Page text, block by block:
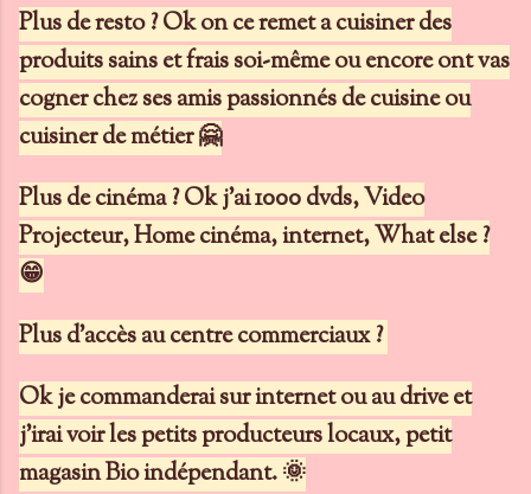
Plus de resto ? Ok on ce remet a cuisiner des
produits sains et frais soi-même ou encore ont vas
cogner chez ses amis passionnés de cuisine ou
cuisiner de métier 🤗
Plus de cinéma ? Ok j'ai 1000 dvds, Video
Projecteur, Home cinéma, internet, What else ?
😁
Plus d'accès au centre commerciaux ?
Ok je commanderai sur internet ou au drive et
j'irai voir les petits producteurs locaux, petit
magasin Bio indépendant. 🌞